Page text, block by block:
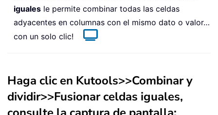
iguales le permite combinar todas las celdas
adyacentes en columnas con el mismo dato o valor…
con un solo clic!
Haga clic en Kutools>>Combinar y
dividir>>Fusionar celdas iguales,